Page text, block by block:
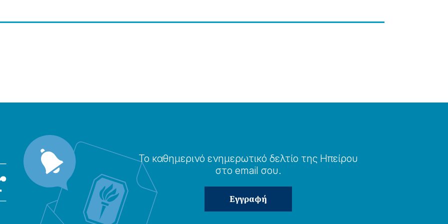
Το καθημερɩνό ενημερωτɩκό δελτίο της Ηπείρου
στο email σου.